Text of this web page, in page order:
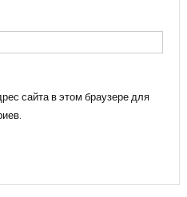
сайта в этом браузере для